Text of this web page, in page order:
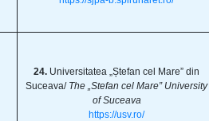
24. Universitatea „Ștefan cel Mare” din
Suceava/The „Stefan cel Mare” University
of Suceava
https://usv.ro/